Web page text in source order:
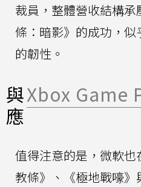
裁員，整體營收結構
條：暗影》的成功，
的韌性。
與Xbox Game
應
值得注意的是，微軟
教條》、《極地戰嚎